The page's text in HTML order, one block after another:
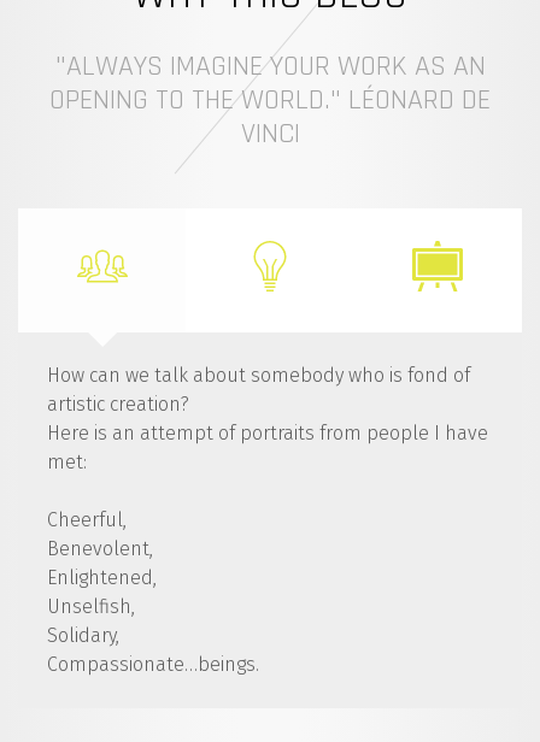
"ALWAYS IMAGINE YOUR WORK AS AN
OPENING TO THE WORLD." LÉONARD DE
VINCI
How can we talk about somebody who is fond of
artistic creation?
Here is an attempt of portraits from people I have
met:
Cheerful,
Benevolent,
Enlightened,
Unselfish,
Solidary,
Compassionate…beings.